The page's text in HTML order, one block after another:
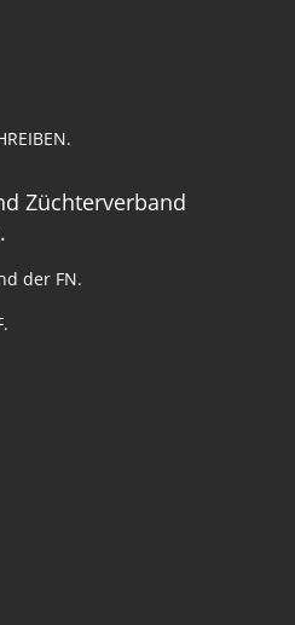
Züchterverband
der FN.